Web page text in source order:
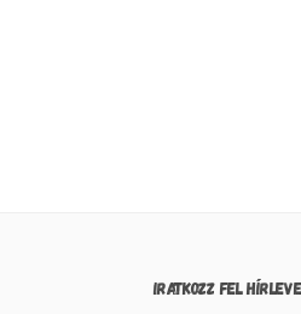
IRATKOZZ FEL